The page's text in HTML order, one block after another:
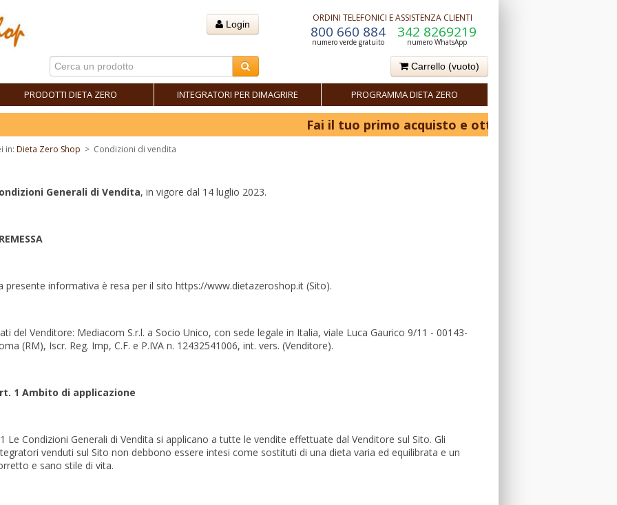
Login
ORDINI TELEFONICI E ASSISTENZA CLIENTI
800 660 884
numero verde gratuito
342 8269219
numero WhatsApp
Carrello (vuoto)
PRODOTTI DIETA ZERO INTEGRATORI PER DIMAGRIRE PROGRAMMA DIETA ZERO
Fai il tuo primo acquisto e ottieni il 10% di sconto! - Scopri
in: Dieta Zero Shop > Condizioni di vendita
Generali di Vendita, in vigore dal 14 luglio 2023.
presente informativa è resa per il sito https://www.dietazeroshop.it (Sito).
del Venditore: Mediacom S.r.l. a Socio Unico, con sede legale in Italia, viale Luca Gaurico 9/11 - 00143-
(RM), Iscr. Reg. Imp, C.F. e P.IVA n. 12432541006, int. vers. (Venditore).
1 Ambito di applicazione
Le Condizioni Generali di Vendita si applicano a tutte le vendite effettuate dal Venditore sul Sito. Gli
venduti sul Sito non debbono essere intesi come sostituti di una dieta varia ed equilibrata e un
e sano stile di vita.